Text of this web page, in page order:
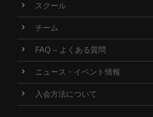
スクール
チーム
FAQ – よくある質問
ニュース・イベント情報
入会方法について